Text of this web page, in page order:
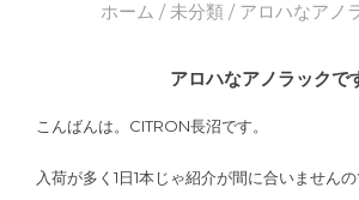
ホーム / 未分類/ アロハなアノ
アロハなアノラックで
こんばんは。CITRON長沼です。
入荷が多く1日1本じゃ紹介が間に合いません